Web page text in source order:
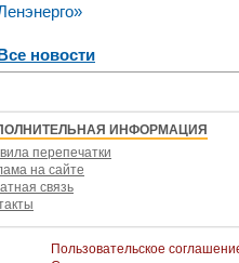
новости
ИНФОРМАЦИЯ
перепечатки
на сайте
связь
Пользовательское